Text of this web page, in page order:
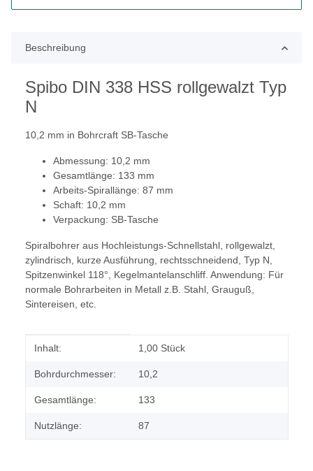
Beschreibung
Spibo DIN 338 HSS rollgewalzt Typ
N
10,2 mm in Bohrcraft SB-Tasche
Abmessung: 10,2 mm
Gesamtlänge: 133 mm
Arbeits-Spirallänge: 87 mm
Schaft: 10,2 mm
Verpackung: SB-Tasche
Spiralbohrer aus Hochleistungs-Schnellstahl, rollgewalzt,
zylindrisch, kurze Ausführung, rechtsschneidend, Typ N,
Spitzenwinkel 118°, Kegelmantelanschliff. Anwendung: Für
normale Bohrarbeiten in Metall z.B. Stahl, Grauguß,
Sintereisen, etc.
Produkteigenschaft
Wert
Inhalt: 1,00 Stück
Bohrdurchmesser: 10,2
Gesamtlänge: 133
Nutzlänge: 87